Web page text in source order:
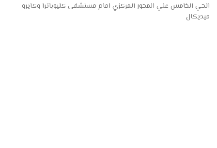
الحي الخامس علي المحور المركزي امام مستشفى كليوباترا وكايرو
ميديكال